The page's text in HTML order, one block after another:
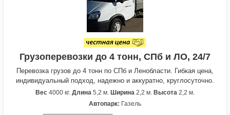
Грузоперевозки до 4 тонн, СПб и ЛО, 24/7
Перевозка грузов до 4 тонн по СПб и Ленобласти. Гибкая цена,
индивидуальный подход, надежно и аккуратно, круглосуточно.
Вес 4000 кг. Длина 5,2 м. Ширина 2,2 м. Высота 2,2 м.
Автопарк: Газель